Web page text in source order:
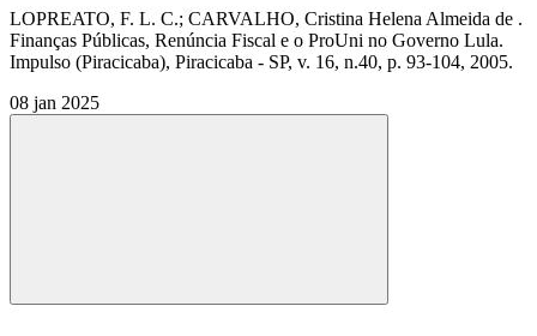
LOPREATO, F. L. C.; CARVALHO, Cristina Helena Almeida de .
Finanças Públicas, Renúncia Fiscal e o ProUni no Governo Lula.
Impulso (Piracicaba), Piracicaba - SP, v. 16, n.40, p. 93-104, 2005.
08 jan 2025
Compartilhar